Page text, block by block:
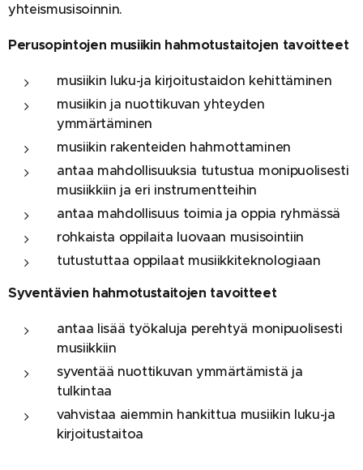
yhteismusisoinnin.
Perusopintojen musiikin hahmotustaitojen tavoitteet
musiikin luku-ja kirjoitustaidon kehittäminen
musiikin ja nuottikuvan yhteyden
ymmärtäminen
musiikin rakenteiden hahmottaminen
antaa mahdollisuuksia tutustua monipuolisesti
musiikkiin ja eri instrumentteihin
antaa mahdollisuus toimia ja oppia ryhmässä
rohkaista oppilaita luovaan musisointiin
tutustuttaa oppilaat musiikkiteknologiaan
Syventävien hahmotustaitojen tavoitteet
antaa lisää työkaluja perehtyä monipuolisesti
musiikkiin
syventää nuottikuvan ymmärtämistä ja
tulkintaa
vahvistaa aiemmin hankittua musiikin luku-ja
kirjoitustaitoa